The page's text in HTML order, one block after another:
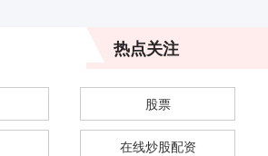
热点关注
股票
在线炒股配资